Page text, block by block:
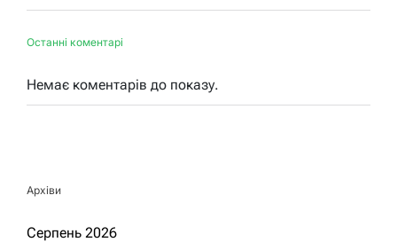
Останні коментарі
Немає коментарів до показу.
Архіви
Серпень 2026